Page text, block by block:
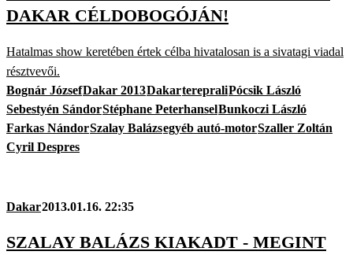
DAKAR CÉLDOBOGÓJÁN!
Hatalmas show keretében értek célba hivatalosan is a sivatagi viadal
résztvevői.
Bognár JózsefDakar 2013DakarterepraliPócsik László
Sebestyén SándorStéphane PeterhanselBunkoczi László
Farkas NándorSzalay Balázsegyéb autó-motorSzaller Zoltán
Cyril Despres
Dakar2013.01.16. 22:35
SZALAY BALÁZS KIAKADT - MEGINT